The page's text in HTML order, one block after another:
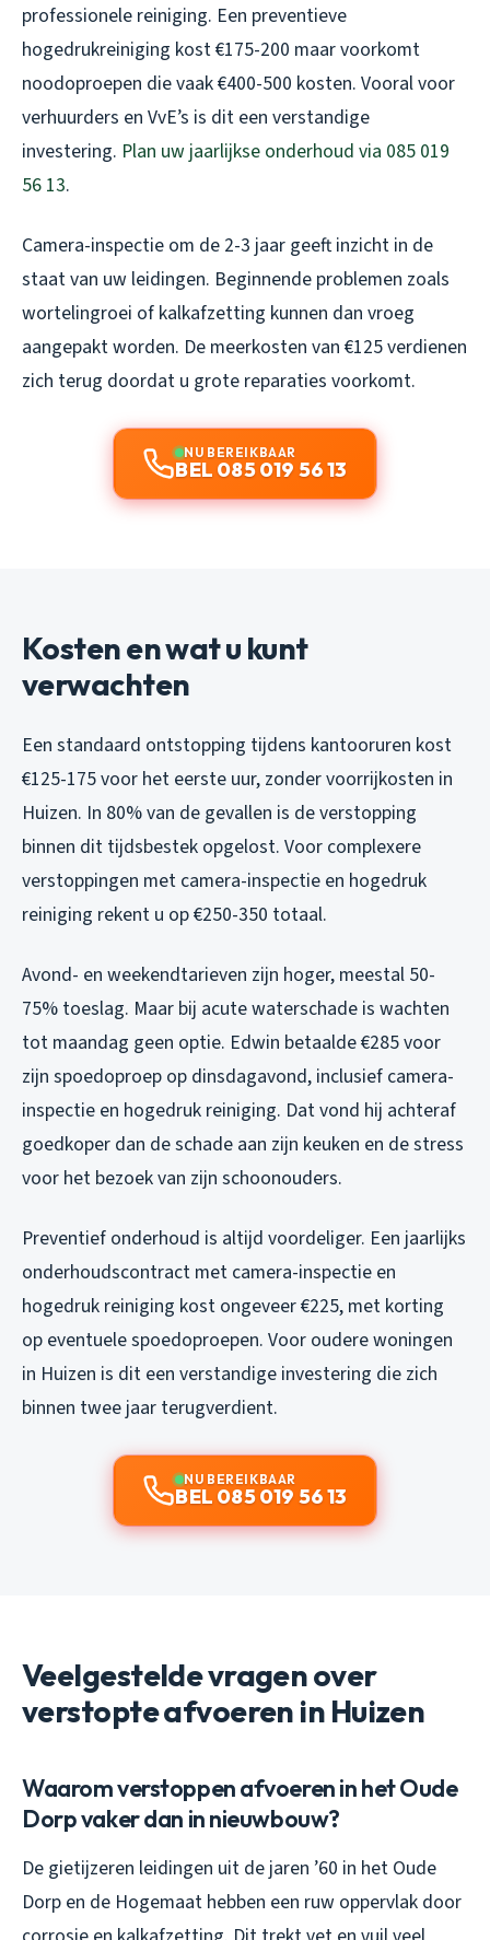
professionele reiniging. Een preventieve
hogedrukreiniging kost €175-200 maar voorkomt
noodoproepen die vaak €400-500 kosten. Vooral voor
verhuurders en VvE’s is dit een verstandige
investering. Plan uw jaarlijkse onderhoud via 085 019
56 13.
Camera-inspectie om de 2-3 jaar geeft inzicht in de
staat van uw leidingen. Beginnende problemen zoals
wortelingroei of kalkafzetting kunnen dan vroeg
aangepakt worden. De meerkosten van €125 verdienen
zich terug doordat u grote reparaties voorkomt.
NU BEREIKBAAR
BEL 085 019 56 13
Kosten en wat u kunt
verwachten
Een standaard ontstopping tijdens kantooruren kost
€125-175 voor het eerste uur, zonder voorrijkosten in
Huizen. In 80% van de gevallen is de verstopping
binnen dit tijdsbestek opgelost. Voor complexere
verstoppingen met camera-inspectie en hogedruk
reiniging rekent u op €250-350 totaal.
Avond- en weekendtarieven zijn hoger, meestal 50-
75% toeslag. Maar bij acute waterschade is wachten
tot maandag geen optie. Edwin betaalde €285 voor
zijn spoedoproep op dinsdagavond, inclusief camera-
inspectie en hogedruk reiniging. Dat vond hij achteraf
goedkoper dan de schade aan zijn keuken en de stress
voor het bezoek van zijn schoonouders.
Preventief onderhoud is altijd voordeliger. Een jaarlijks
onderhoudscontract met camera-inspectie en
hogedruk reiniging kost ongeveer €225, met korting
op eventuele spoedoproepen. Voor oudere woningen
in Huizen is dit een verstandige investering die zich
binnen twee jaar terugverdient.
NU BEREIKBAAR
BEL 085 019 56 13
Veelgestelde vragen over
verstopte afvoeren in Huizen
Waarom verstoppen afvoeren in het Oude
Dorp vaker dan in nieuwbouw?
De gietijzeren leidingen uit de jaren ’60 in het Oude
Dorp en de Hogemaat hebben een ruw oppervlak door